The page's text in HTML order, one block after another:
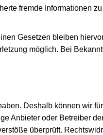
fremde Informationen
Gesetzen bleiben
möglich. Bei
Deshalb können wir
Anbieter oder Betreiber
überprüft.